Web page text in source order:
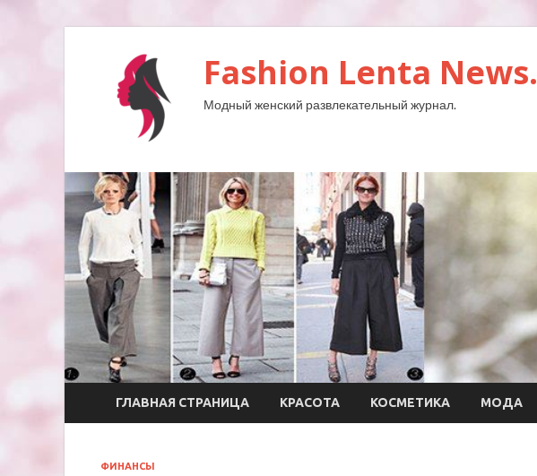
Fashion Lenta News.
Модный женский развлекательный журнал.
ГЛАВНАЯ СТРАНИЦА КРАСОТА КОСМЕТИКА МОДА
ФИНАНСЫ